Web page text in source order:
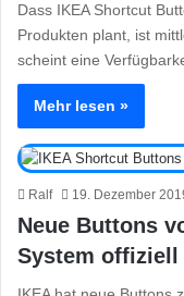
Dass IKEA Shortcut
Produkten plant, ist
scheint eine
Mehr lesen »
Ralf 19. Dezember
Neue Buttons
System offiziell